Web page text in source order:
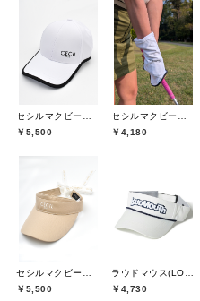
￥5,500
￥4,180
￥5,500
￥4,730